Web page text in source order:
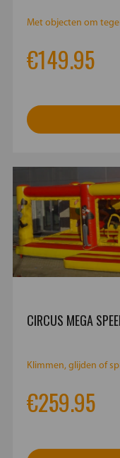
Met objecten om
€149.95
CIRCUS MEGA
Klimmen, glijden of
€259.95